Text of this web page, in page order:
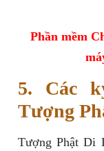
Phần mềm
5. Các
Tượng
Tượng Phật Di